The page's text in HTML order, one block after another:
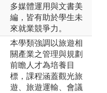
多媒體運用與文書美
編，皆有助於學生未
來就業競爭力。
本學類強調以旅遊相
關產業之管理與規劃
前瞻人才為培養目
標，課程涵蓋觀光旅
遊、旅遊運輸、會議